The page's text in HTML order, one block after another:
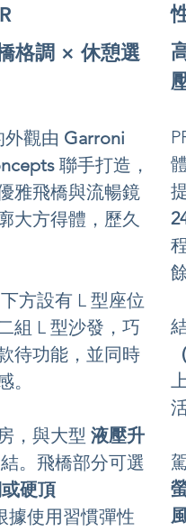
格調 × 休憩選
外觀由 Garroni
聯手打造，
雅飛橋與流暢鏡
大方得體，歷久
下方設有 L 型座位
組 L 型沙發，巧
待功能，並同時
。
，與大型 液壓升
。飛橋部分可選
硬頂
據使用習慣彈性